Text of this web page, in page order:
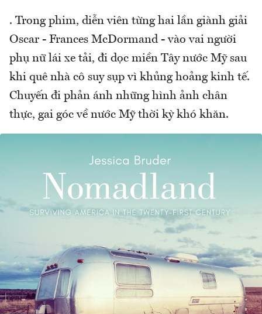
. Trong phim, diễn viên từng hai lần giành giải
Oscar - Frances McDormand - vào vai người
phụ nữ lái xe tải, đi dọc miền Tây nước Mỹ sau
khi quê nhà cô suy sụp vì khủng hoảng kinh tế.
Chuyến đi phản ánh những hình ảnh chân
thực, gai góc về nước Mỹ thời kỳ khó khăn.